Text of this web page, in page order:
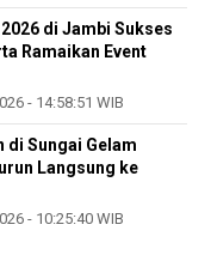
di Jambi Sukses
Ramaikan Event
- 14:58:51 WIB
di Sungai Gelam
Langsung ke
- 10:25:40 WIB